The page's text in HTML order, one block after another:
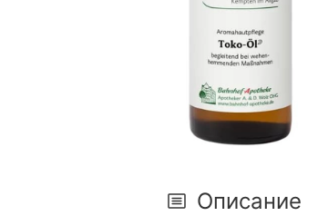
Описание